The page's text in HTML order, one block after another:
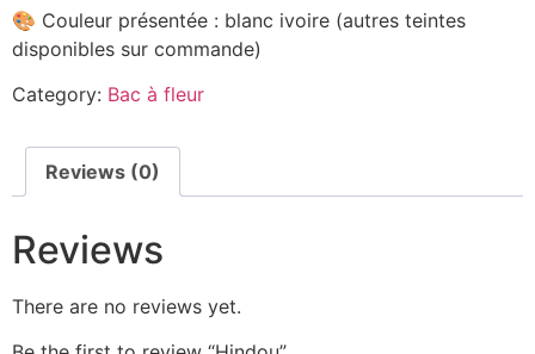
🎨 Couleur présentée : blanc ivoire (autres teintes
disponibles sur commande)
Category: Bac à fleur
Reviews (0)
Reviews
There are no reviews yet.